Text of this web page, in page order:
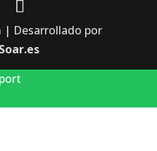
| Desarrollado por